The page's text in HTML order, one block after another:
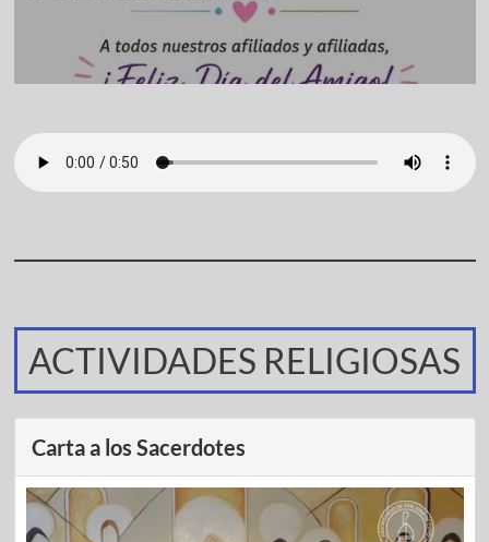
ACTIVIDADES RELIGIOSAS
Carta a los Sacerdotes